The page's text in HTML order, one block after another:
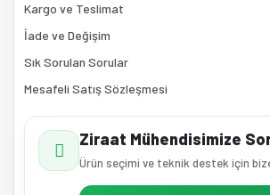
Kargo ve Teslimat
İade ve Değişim
Sık Sorulan Sorular
Mesafeli Satış Sözleşmesi
Ziraat Mühendisimize
Ürün seçimi ve teknik destek için bize